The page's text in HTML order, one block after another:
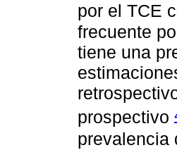
por el TCE
frecuente
tiene una
prospectivo
prevalencia